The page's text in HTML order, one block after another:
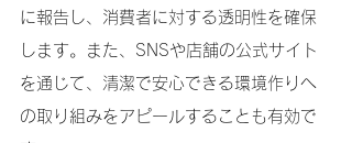
に報告し、消費者に対する透明性を確保
します。また、SNSや店舗の公式サイト
を通じて、清潔で安心できる環境作りへ
の取り組みをアピールすることも有効で